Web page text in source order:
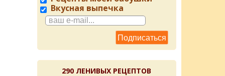
Вкусная выпечка
290 ЛЕНИВЫХ РЕЦЕПТОВ